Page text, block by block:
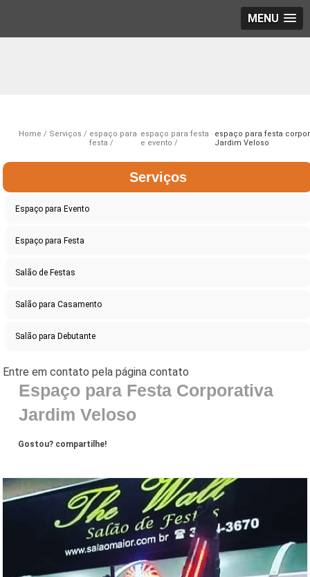
MENU
Home Serviços
espaço para
festa
espaço para festa
e evento
espaço para festa
Jardim Veloso
Serviços
Espaço para Evento
Espaço para Festa
Salão de Festas
Salão para Casamento
Salão para Debutante
Espaço para Festa Corporativa
Jardim Veloso
Gostou? compartilhe!